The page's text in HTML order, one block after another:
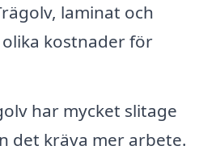
laminat och
kostnader för
har mycket slitage
det kräva mer arbete.